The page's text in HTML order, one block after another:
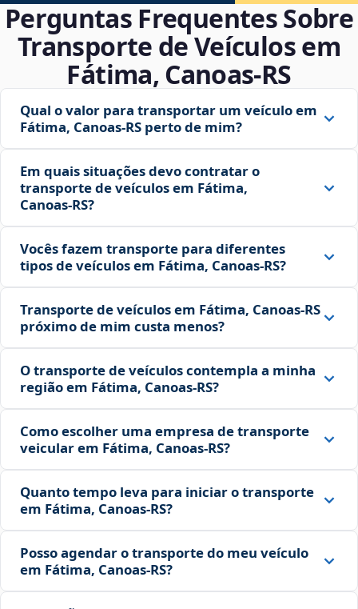
Perguntas Frequentes Sobre
Transporte de Veículos em
Fátima, Canoas‑RS
Qual o valor para transportar um veículo em
Fátima, Canoas‑RS perto de mim?
Em quais situações devo contratar o
transporte de veículos em Fátima,
Canoas‑RS?
Vocês fazem transporte para diferentes
tipos de veículos em Fátima, Canoas‑RS?
Transporte de veículos em Fátima, Canoas‑RS
próximo de mim custa menos?
O transporte de veículos contempla a minha
região em Fátima, Canoas‑RS?
Como escolher uma empresa de transporte
veicular em Fátima, Canoas‑RS?
Quanto tempo leva para iniciar o transporte
em Fátima, Canoas‑RS?
Posso agendar o transporte do meu veículo
em Fátima, Canoas‑RS?